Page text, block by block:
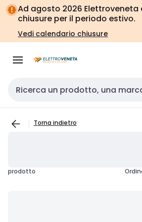
Vai alla
navigazione
Vai
alla
pagina
Ad agosto 2026 Elettroveneta
chiusure per il periodo estivo.
Vedi calendario chiusure
Cerca input
Torna indietro
prodotto